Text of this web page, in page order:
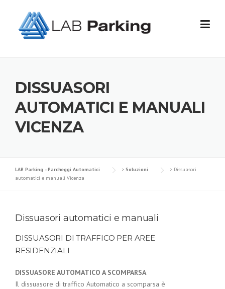
content
DISSUASORI
AUTOMATICI E MANUALI
VICENZA
LAB Parking - Parcheggi Automatici > Soluzioni > Dissuasori
automatici e manuali Vicenza
Dissuasori automatici e manuali
DISSUASORI DI TRAFFICO PER AREE
RESIDENZIALI
DISSUASORE AUTOMATICO A SCOMPARSA
Il dissuasore di traffico Automatico a scomparsa è